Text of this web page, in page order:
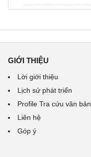
GIỚI THIỆU
Lời giới thiệu
Lịch sử phát triển
Profile Tra cứu văn bản
Liên hệ
Góp ý